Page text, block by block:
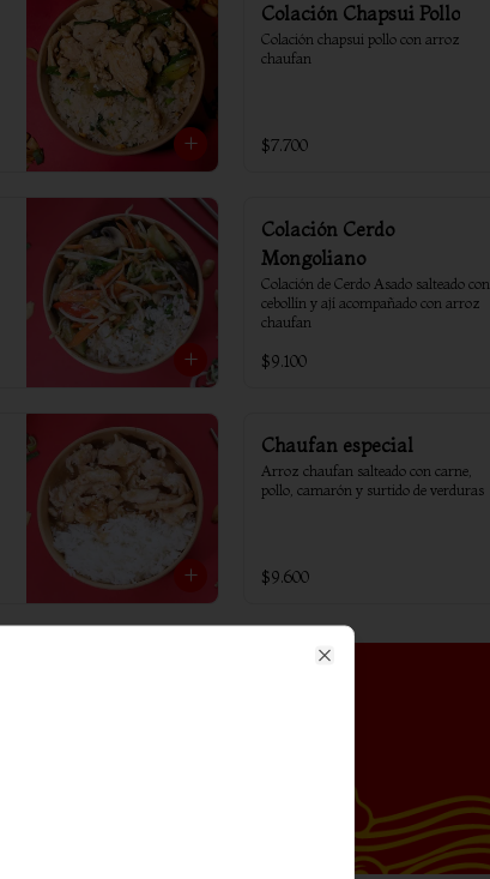
Colación Chapsui Pollo
Colación chapsui pollo con arroz
chaufan
$7.700
Colación Cerdo
Mongoliano
Colación de Cerdo Asado salteado con
cebollín y ají acompañado con arroz
chaufan
$9.100
Chaufan especial
Arroz chaufan salteado con carne,
pollo, camarón y surtido de verduras
$9.600